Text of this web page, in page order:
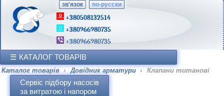
зв'язок по-русски
+380508132514
+380966980735
+380966980735
КАТАЛОГ ТОВАРІВ
Каталог товарів › Довідник арматури › Клапани титанові
Сервіс підбору насосів
за витратою і напором